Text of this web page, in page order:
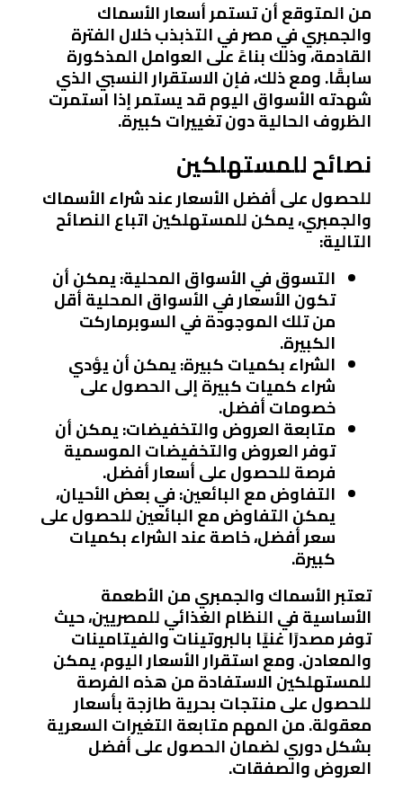
من المتوقع أن تستمر أسعار الأسماك
والجمبري في مصر في التذبذب خلال الفترة
القادمة، وذلك بناءً على العوامل المذكورة
سابقًا. ومع ذلك، فإن الاستقرار النسبي الذي
شهدته الأسواق اليوم قد يستمر إذا استمرت
الظروف الحالية دون تغييرات كبيرة.
نصائح للمستهلكين
للحصول على أفضل الأسعار عند شراء الأسماك
والجمبري، يمكن للمستهلكين اتباع النصائح
التالية:
التسوق في الأسواق المحلية: يمكن أن
تكون الأسعار في الأسواق المحلية أقل
من تلك الموجودة في السوبرماركت
الكبيرة.
الشراء بكميات كبيرة: يمكن أن يؤدي
شراء كميات كبيرة إلى الحصول على
خصومات أفضل.
متابعة العروض والتخفيضات: يمكن أن
توفر العروض والتخفيضات الموسمية
فرصة للحصول على أسعار أفضل.
التفاوض مع البائعين: في بعض الأحيان،
يمكن التفاوض مع البائعين للحصول على
سعر أفضل، خاصة عند الشراء بكميات
كبيرة.
تعتبر الأسماك والجمبري من الأطعمة
الأساسية في النظام الغذائي للمصريين، حيث
توفر مصدرًا غنيًا بالبروتينات والفيتامينات
والمعادن. ومع استقرار الأسعار اليوم، يمكن
للمستهلكين الاستفادة من هذه الفرصة
للحصول على منتجات بحرية طازجة بأسعار
معقولة. من المهم متابعة التغيرات السعرية
بشكل دوري لضمان الحصول على أفضل
العروض والصفقات.